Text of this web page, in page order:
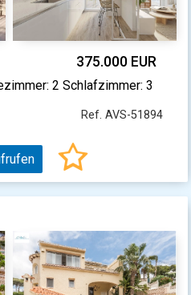
375.000 EUR
2 Schlafzimmer: 3
Ref. AVS-51894